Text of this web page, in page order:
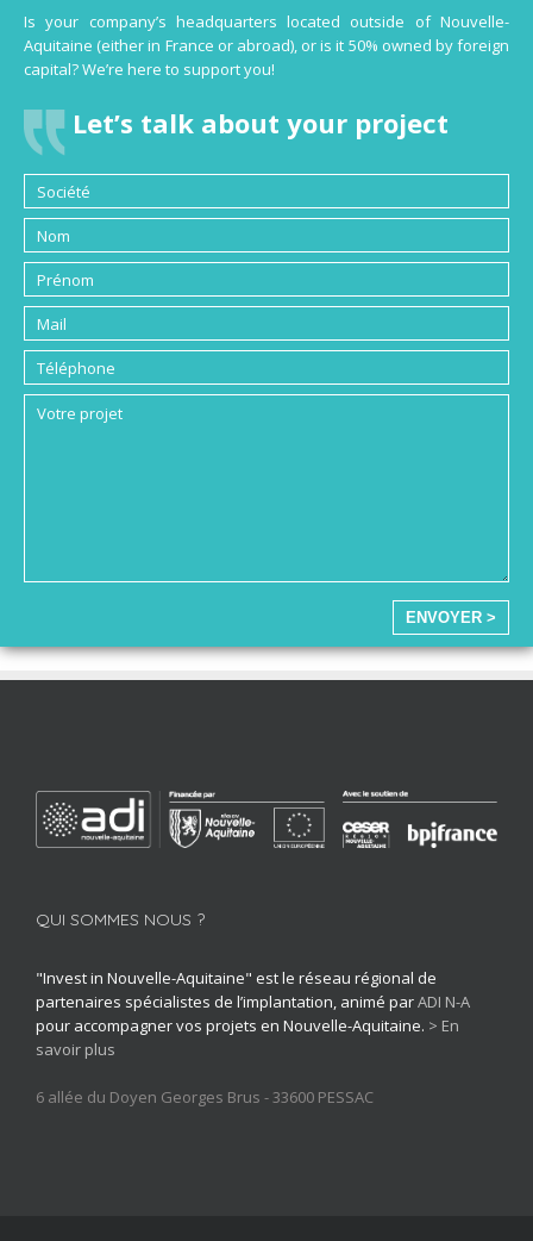
Is your company’s headquarters located outside of Nouvelle-
Aquitaine (either in France or abroad), or is it 50% owned by foreign
capital? We’re here to support you!
Let’s talk about your project
ENVOYER >
QUI SOMMES NOUS ?
"Invest in Nouvelle-Aquitaine" est le réseau régional de
partenaires spécialistes de l’implantation, animé parADI N-A
pour accompagner vos projets en Nouvelle-Aquitaine. > En
savoir plus
6 allée du Doyen Georges Brus - 33600 PESSAC